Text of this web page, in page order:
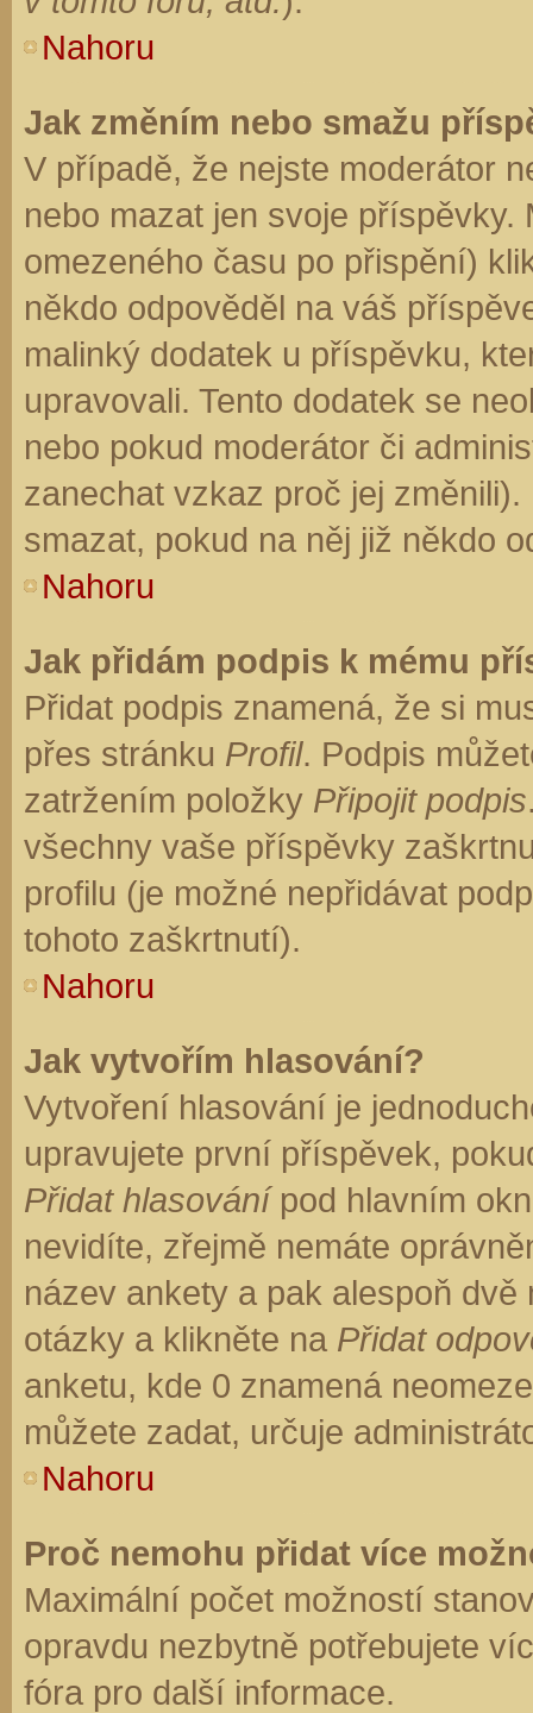
Nahoru
Jak změním nebo smažu
V případě, že nejste moderátor
nebo mazat jen svoje
omezeného času po přispění)
někdo odpověděl na váš
malinký dodatek u příspěvku,
upravovali. Tento dodatek se
nebo pokud moderátor či
zanechat vzkaz proč jej
smazat, pokud na něj již někdo
Nahoru
Jak přidám podpis k mému
Přidat podpis znamená, že si
přes stránku Profil. Podpis
zatržením položky Připojit podpis
všechny vaše příspěvky
profilu (je možné nepřidávat
tohoto zaškrtnutí).
Nahoru
Jak vytvořím hlasování?
Vytvoření hlasování je
upravujete první příspěvek,
Přidat hlasovánípod hlavním
nevidíte, zřejmě nemáte
název ankety a pak alespoň
otázky a klikněte na Přidat
anketu, kde 0 znamená
můžete zadat, určuje
Nahoru
Proč nemohu přidat více
Maximální počet možností
opravdu nezbytně potřebujete
fóra pro další informace.